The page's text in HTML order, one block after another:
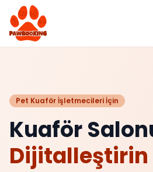
Pet Kuaför İşletmecileri İçin
Kuaför
Dijitalleştirin